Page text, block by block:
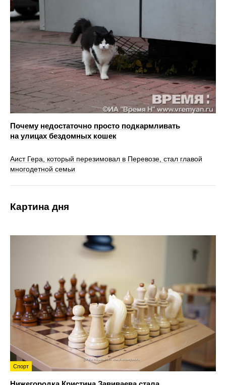
Почему недостаточно просто подкармливать
на улицах бездомных кошек
Аист Гера, который перезимовал в Перевозе, стал главой
многодетной семьи
Картина дня
Спорт